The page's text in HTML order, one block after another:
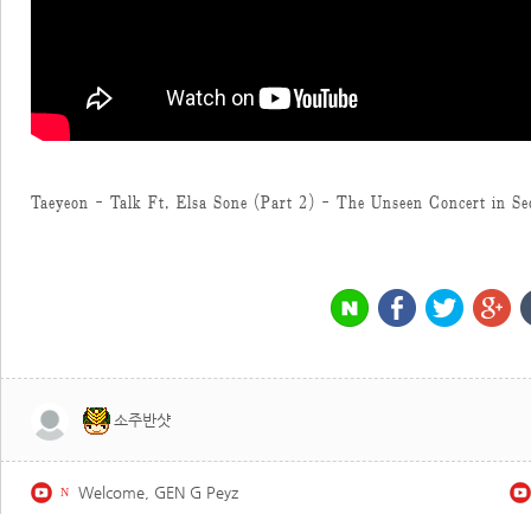
Taeyeon - Talk Ft. Elsa Sone (Part 2) - The Unseen Concert in
소주반샷
N Welcome, GEN G Peyz